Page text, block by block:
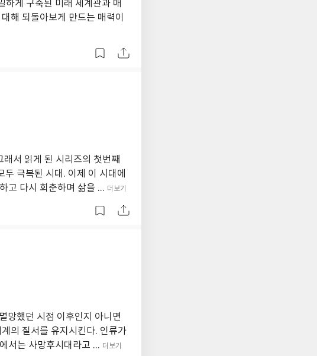
하게 구축된 미래 세계관과 매
해 되돌아보게 만드는 매력이
서 읽게 된 시리즈의 첫번째
극복된 시대. 이제 이 시대에
고 다시 회춘하며 삶을 ... 더보기
망했던 시점 이후인지 아니면
의 질서를 유지시킨다. 인류가
서는 사망후시대라고 ... 더보기